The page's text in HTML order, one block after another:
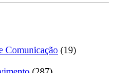
Comunicação (19)